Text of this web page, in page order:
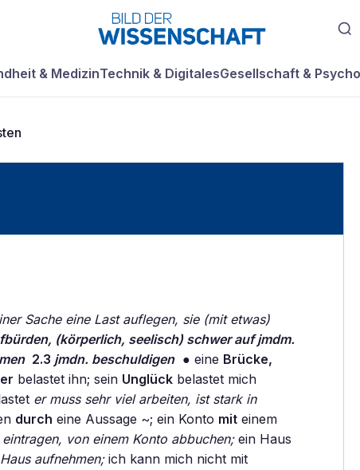
& MedizinTechnik & DigitalesGesellschaft &
Sache eine Last auflegen, sie (mit etwas)
(körperlich, seelisch) schwer auf jmdm.
2.3 jmdn. beschuldigen● eine Brücke,
belastet ihn; sein Unglück belastet mich
er muss sehr viel arbeiten, ist stark in
durch eine Aussage ~; ein Konto mit einem
von einem Konto abbuchen;ein Haus
aufnehmen;ich kann mich nicht mit